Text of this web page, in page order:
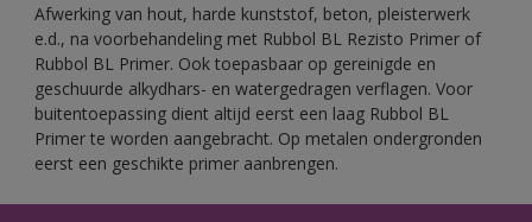
Afwerking van hout, harde kunststof, beton, pleisterwerk
e.d., na voorbehandeling met Rubbol BL Rezisto Primer of
Rubbol BL Primer. Ook toepasbaar op gereinigde en
geschuurde alkydhars- en watergedragen verflagen. Voor
buitentoepassing dient altijd eerst een laag Rubbol BL
Primer te worden aangebracht. Op metalen ondergronden
eerst een geschikte primer aanbrengen.